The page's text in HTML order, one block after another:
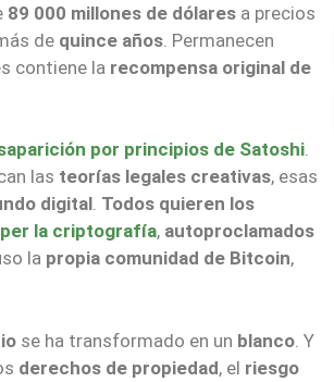
89 000 millones de dólares a precios
de quince años . Permanecen
contiene la recompensa original de
por principios de Satoshi.
las teorías legales creativas, esas
digital. Todos quieren los
la criptografía, autoproclamados
la propia comunidad de Bitcoin,
se ha transformado en un blanco . Y
derechos de propiedad, el riesgo